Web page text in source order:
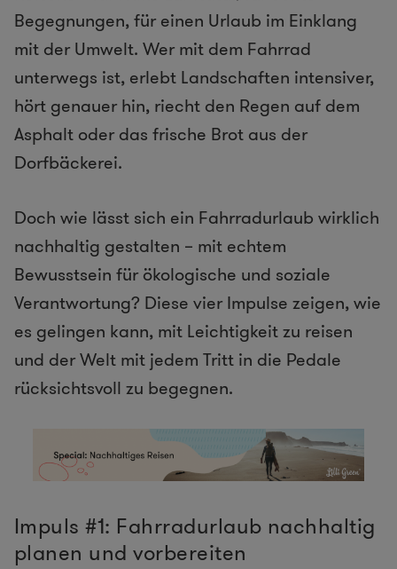
Begegnungen, für einen Urlaub im Einklang
mit der Umwelt. Wer mit dem Fahrrad
unterwegs ist, erlebt Landschaften intensiver,
hört genauer hin, riecht den Regen auf dem
Asphalt oder das frische Brot aus der
Dorfbäckerei.
Doch wie lässt sich ein Fahrradurlaub wirklich
nachhaltig gestalten – mit echtem
Bewusstsein für ökologische und soziale
Verantwortung? Diese vier Impulse zeigen, wie
es gelingen kann, mit Leichtigkeit zu reisen
und der Welt mit jedem Tritt in die Pedale
rücksichtsvoll zu begegnen.
Impuls #1: Fahrradurlaub nachhaltig
planen und vorbereiten